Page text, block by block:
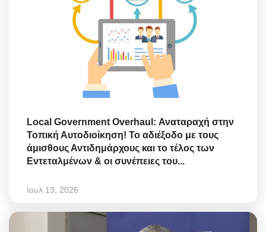
Local Government Overhaul: Αναταραχή στην
Τοπική Αυτοδιοίκηση! Το αδιέξοδο με τους
άμισθους Αντιδημάρχους και το τέλος των
Εντεταλμένων & οι συνέπειες του...
Ιουλ 13, 2026